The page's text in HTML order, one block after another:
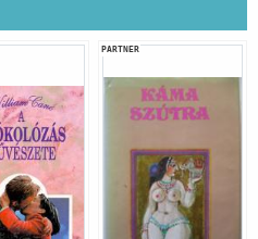
PARTNER